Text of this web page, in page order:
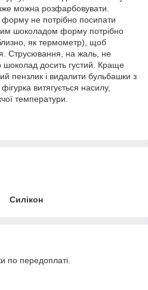
можна розфарбовувати.
не потрібно посипати
шоколадом форму потрібно
як термометр), щоб
Струсювання, на жаль, не
досить густий. Краще
пензлик і видалити бульбашки з
витягується насилу,
температури.
Силікон
по передоплаті.